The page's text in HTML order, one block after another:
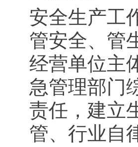
安全生产工
管安全、管
经营单位主
急管理部门
责任，建立
管、行业自